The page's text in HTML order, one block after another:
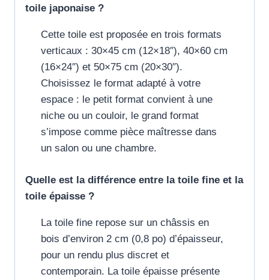
toile japonaise ?
Cette toile est proposée en trois formats
verticaux : 30×45 cm (12×18″), 40×60 cm
(16×24″) et 50×75 cm (20×30″).
Choisissez le format adapté à votre
espace : le petit format convient à une
niche ou un couloir, le grand format
s’impose comme pièce maîtresse dans
un salon ou une chambre.
Quelle est la différence entre la toile fine et la
toile épaisse ?
La toile fine repose sur un châssis en
bois d’environ 2 cm (0,8 po) d’épaisseur,
pour un rendu plus discret et
contemporain. La toile épaisse présente